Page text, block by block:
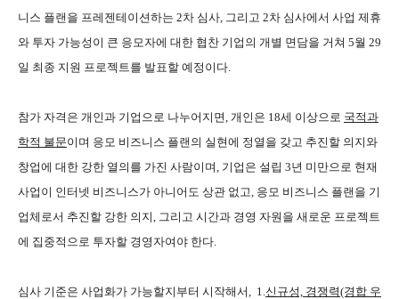
니스 플랜을 프레젠테이션하는 2차 심사, 그리고 2차 심사에서 사업 제휴
와 투자 가능성이 큰 응모자에 대한 협찬 기업의 개별 면담을 거쳐 5월 29
일 최종 지원 프로젝트를 발표할 예정이다.
참가 자격은 개인과 기업으로 나누어지면, 개인은 18세 이상으로 국적과
학적 불문이며 응모 비즈니스 플랜의 실현에 정열을 갖고 추진할 의지와
창업에 대한 강한 열의를 가진 사람이며, 기업은 설립 3년 미만으로 현재
사업이 인터넷 비즈니스가 아니어도 상관 없고, 응모 비즈니스 플랜을 기
업체로서 추진할 강한 의지, 그리고 시간과 경영 자원을 새로운 프로젝트
에 집중적으로 투자할 경영자여야 한다.
심사 기준은 사업화가 가능할지부터 시작해서, 1. 신규성, 경쟁력(경합 우